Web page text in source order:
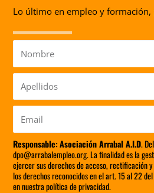
Lo último en empleo y formación,
Nombre
Apellidos
Responsable: Asociación Arrabal A.I.D.
dpo@arrabalempleo.org. La finalidad es la
ejercer sus derechos de acceso, rectificación
los derechos reconocidos en el art. 15 al 22
en nuestra política de privacidad.